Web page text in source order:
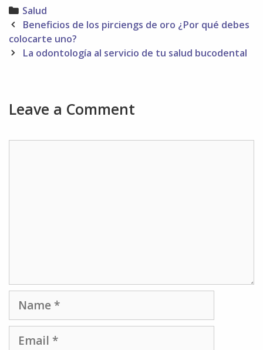
Categories
Salud
Post
navigation
Beneficios de los pirciengs de oro ¿Por qué debes
colocarte uno?
La odontología al servicio de tu salud bucodental
Leave a Comment